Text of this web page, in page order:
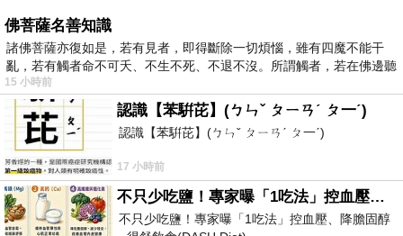
佛菩薩名善知識
諸佛菩薩亦復如是，若有見者，即得斷除一切煩惱，雖有四魔不能干
亂，若有觸者命不可夭、不生不死、不退不沒。所謂觸者，若在佛邊聽
受
15 小時前
認識【苯騈芘】(ㄅㄣˇ ㄆㄧㄢˊ ㄆ一ˊ)
認識【苯騈芘】(ㄅㄣˇ ㄆㄧㄢˊ ㄆ一ˊ)
17 小時前
不只少吃鹽！專家曝「1吃法」控血壓、降膽固醇 - 得舒飲食(DASH Diet)
不只少吃鹽！專家曝「1吃法」控血壓、降膽固醇